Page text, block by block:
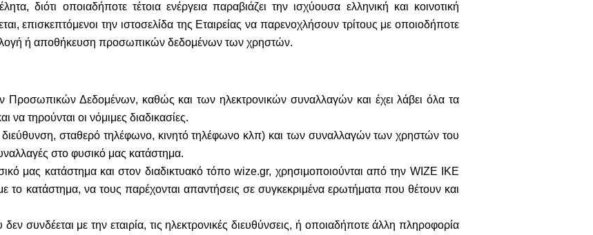
διότι οποιαδήποτε τέτοια ενέργεια παραβιάζει την ισχύουσα ελληνική και κοινοτική
επισκεπτόμενοι την ιστοσελίδα της Εταιρείας να παρενοχλήσουν τρίτους με οποιοδήποτε
ή αποθήκευση προσωπικών δεδομένων των χρηστών.
Προσωπικών Δεδομένων, καθώς και των ηλεκτρονικών συναλλαγών και έχει λάβει όλα τα
να τηρούνται οι νόμιμες διαδικασίες.
σταθερό τηλέφωνο, κινητό τηλέφωνο κλπ) και των συναλλαγών των χρηστών του
στο φυσικό μας κατάστημα.
μας κατάστημα και στον διαδικτυακό τόπο wize.gr, χρησιμοποιούνται από την WIZE IKE
το κατάστημα, να τους παρέχονται απαντήσεις σε συγκεκριμένα ερωτήματα που θέτουν και
συνδέεται με την εταιρία, τις ηλεκτρονικές διευθύνσεις, ή οποιαδήποτε άλλη πληροφορία